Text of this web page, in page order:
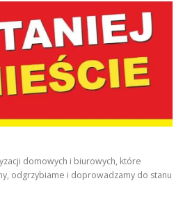
domowych i biurowych, które
odgrzybiame i doprowadzamy do stanu